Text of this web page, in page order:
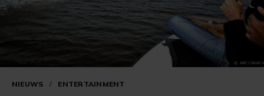
NIEUWS / ENTERTAINMENT